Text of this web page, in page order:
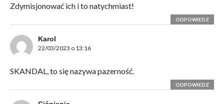
Zdymisjonować ich i to natychmiast!
ODPOWIEDZ
Karol
22/03/2023 o 13:16
SKANDAL, to się nazywa pazerność.
ODPOWIEDZ